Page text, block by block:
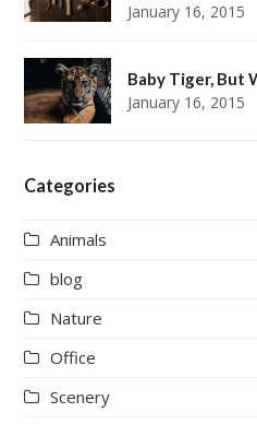
January 16, 2015
Baby Tiger, But
January 16, 2015
Categories
Animals
blog
Nature
Office
Scenery